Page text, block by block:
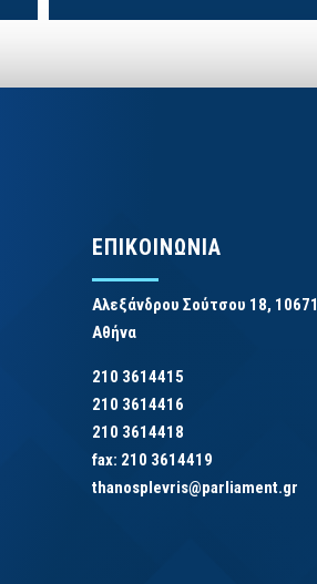
ΕΠΙΚΟΙΝΩΝΙΑ
Αλεξάνδρου Σούτσου 18, 10671
Αθήνα
210 3614415
210 3614416
210 3614418
fax: 210 3614419
thanosplevris@parliament.gr